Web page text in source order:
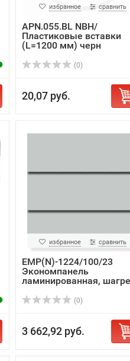
избранное сравнить
APN.055.BL NBH/
Пластиковые вставки
(L=1200 мм) черн
(0)
20,07 руб.
избранное сравнить
EMP(N)-1224/100/23
Экономпанель
ламинированная,
(0)
3 662,92 руб.